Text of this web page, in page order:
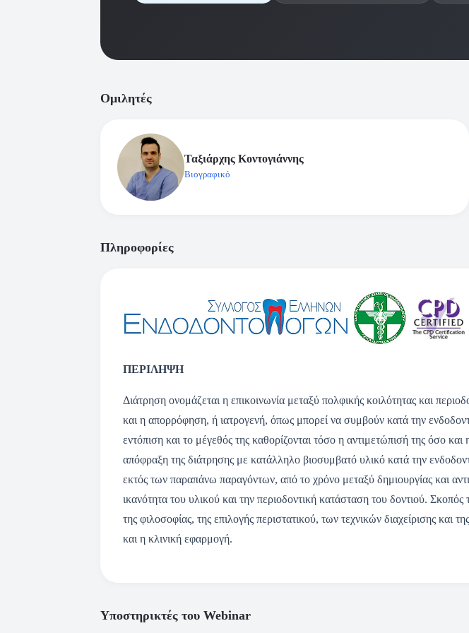
Ομιλητές
Ταξιάρχης Κοντογιάννης
Βιογραφικό
Πληροφορίες
ΠΕΡΙΛΗΨΗ
Διάτρηση ονομάζεται η επικοινωνία μεταξύ πολφικής κοιλότητας και
και η απορρόφηση, ή ιατρογενή, όπως μπορεί να συμβούν κατά την
εντόπιση και το μέγεθός της καθορίζονται τόσο η αντιμετώπισή της όσο
απόφραξη της διάτρησης με κατάλληλο βιοσυμβατό υλικό κατά την
εκτός των παραπάνω παραγόντων, από το χρόνο μεταξύ δημιουργίας και
ικανότητα του υλικού και την περιοδοντική κατάσταση του δοντιού.
της φιλοσοφίας, της επιλογής περιστατικού, των τεχνικών διαχείρισης
και η κλινική εφαρμογή.
Υποστηρικτές του Webinar